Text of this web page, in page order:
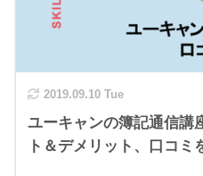
2019.09.10 Tue
ユーキャンの簿記通信講
ト＆デメリット、口コミ